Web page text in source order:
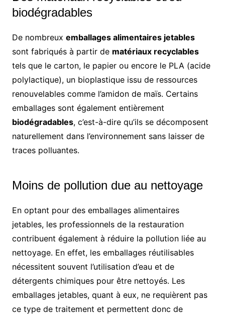
biodégradables
De nombreux emballages alimentaires jetables
sont fabriqués à partir de matériaux recyclables
tels que le carton, le papier ou encore le PLA (acide
polylactique), un bioplastique issu de ressources
renouvelables comme l’amidon de maïs. Certains
emballages sont également entièrement
biodégradables, c’est-à-dire qu’ils se décomposent
naturellement dans l’environnement sans laisser de
traces polluantes.
Moins de pollution due au nettoyage
En optant pour des emballages alimentaires
jetables, les professionnels de la restauration
contribuent également à réduire la pollution liée au
nettoyage. En effet, les emballages réutilisables
nécessitent souvent l’utilisation d’eau et de
détergents chimiques pour être nettoyés. Les
emballages jetables, quant à eux, ne requièrent pas
ce type de traitement et permettent donc de